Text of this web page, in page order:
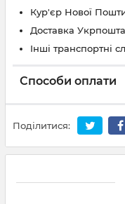
Кур'єр Нової
Доставка Укрпошта
Інші транспортні
Способи оплати
Поділитися: